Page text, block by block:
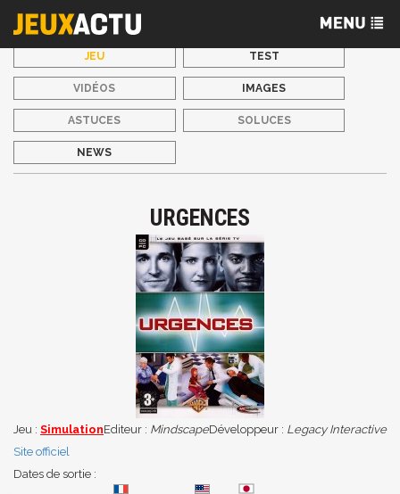
JEU TEST
VIDÉOS IMAGES
ASTUCES SOLUCES
NEWS
URGENCES
Jeu : SimulationEditeur : MindscapeDéveloppeur : Legacy Interactive
Site officiel
Dates de sortie :